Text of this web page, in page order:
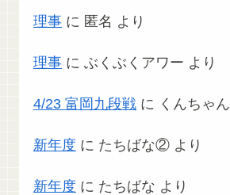
理事 に 匿名 より
理事 に ぶくぶくアワー より
4/23 富岡九段戦 に くんちゃん
新年度 に たちばな② より
新年度 に たちばな より